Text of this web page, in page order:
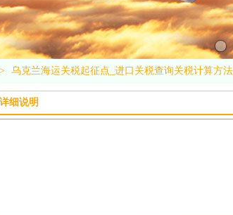
乌克兰海运关税起征点_进口关税查询关税计算方
详细说明